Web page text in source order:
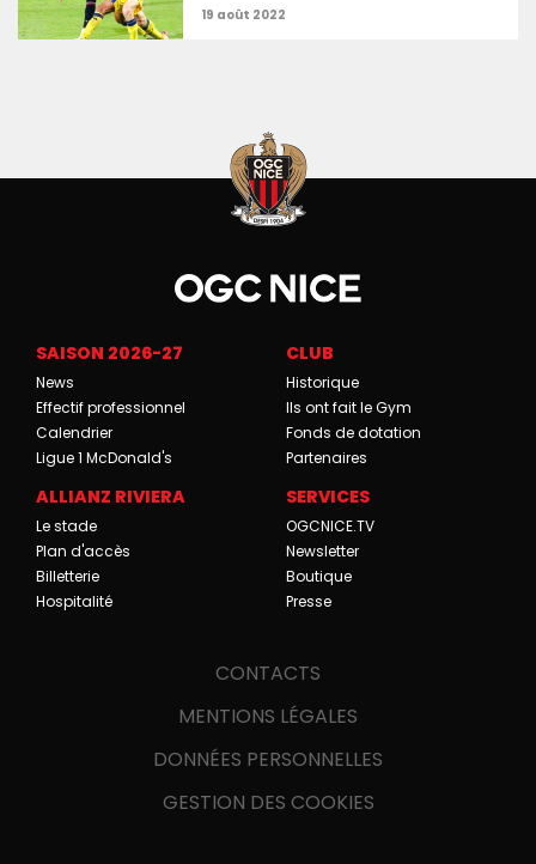
SAISON 2026-27
News
Effectif professionnel
Calendrier
Ligue 1 McDonald's
CLUB
Historique
Ils ont fait le Gym
Fonds de dotation
Partenaires
ALLIANZ RIVIERA
Le stade
Plan d'accès
Billetterie
Hospitalité
SERVICES
OGCNICE.TV
Newsletter
Boutique
Presse
CONTACTS
MENTIONS LÉGALES
DONNÉES PERSONNELLES
GESTION DES COOKIES